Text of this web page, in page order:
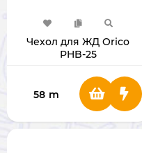
Чехол для ЖД Orico
PHB-25
58 m